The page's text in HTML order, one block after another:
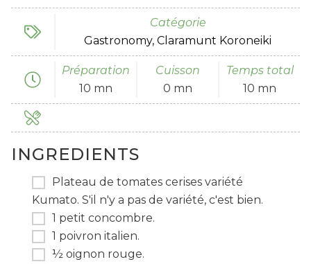
Catégorie
Gastronomy Claramunt Koroneiki
Préparation
10 mn
Cuisson
0 mn
Temps total
10 mn
INGREDIENTS
Plateau de tomates cerises variété
Kumato. S'il n'y a pas de variété, c'est bien.
1 petit concombre.
1 poivron italien.
½ oignon rouge.